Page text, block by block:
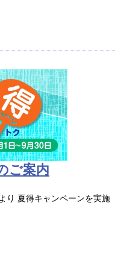
ご案内
り 夏得キャンペーンを実施